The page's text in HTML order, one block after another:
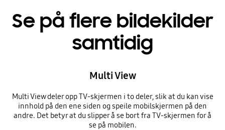
Se på flere bildekilder
samtidig
Multi View
Multi View deler opp TV-skjermen i to deler, slik at du kan vise
innhold på den ene siden og speile mobilskjermen på den
andre. Det betyr at du slipper å se bort fra TV-skjermen for å
se på mobilen.